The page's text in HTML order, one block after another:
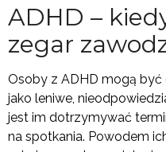
ADHD –
zegar
Osoby z ADHD mogą
jako leniwe,
jest im dotrzymywać
na spotkania. Powodem